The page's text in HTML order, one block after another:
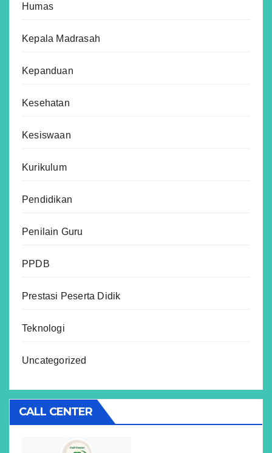
Humas
Kepala Madrasah
Kepanduan
Kesehatan
Kesiswaan
Kurikulum
Pendidikan
Penilain Guru
PPDB
Prestasi Peserta Didik
Teknologi
Uncategorized
CALL CENTER